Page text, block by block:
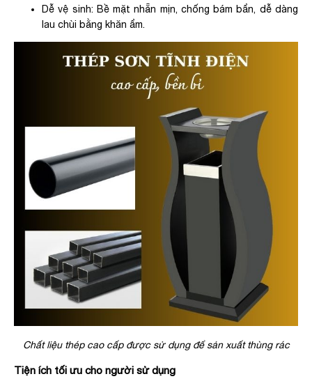
Dễ vệ sinh: Bề mặt nhẵn mịn, chống bám bẩn, dễ dàng
lau chùi bằng khăn ẩm.
Chất liệu thép cao cấp được sử dụng để sản xuất thùng rác
Tiện ích tối ưu cho người sử dụng